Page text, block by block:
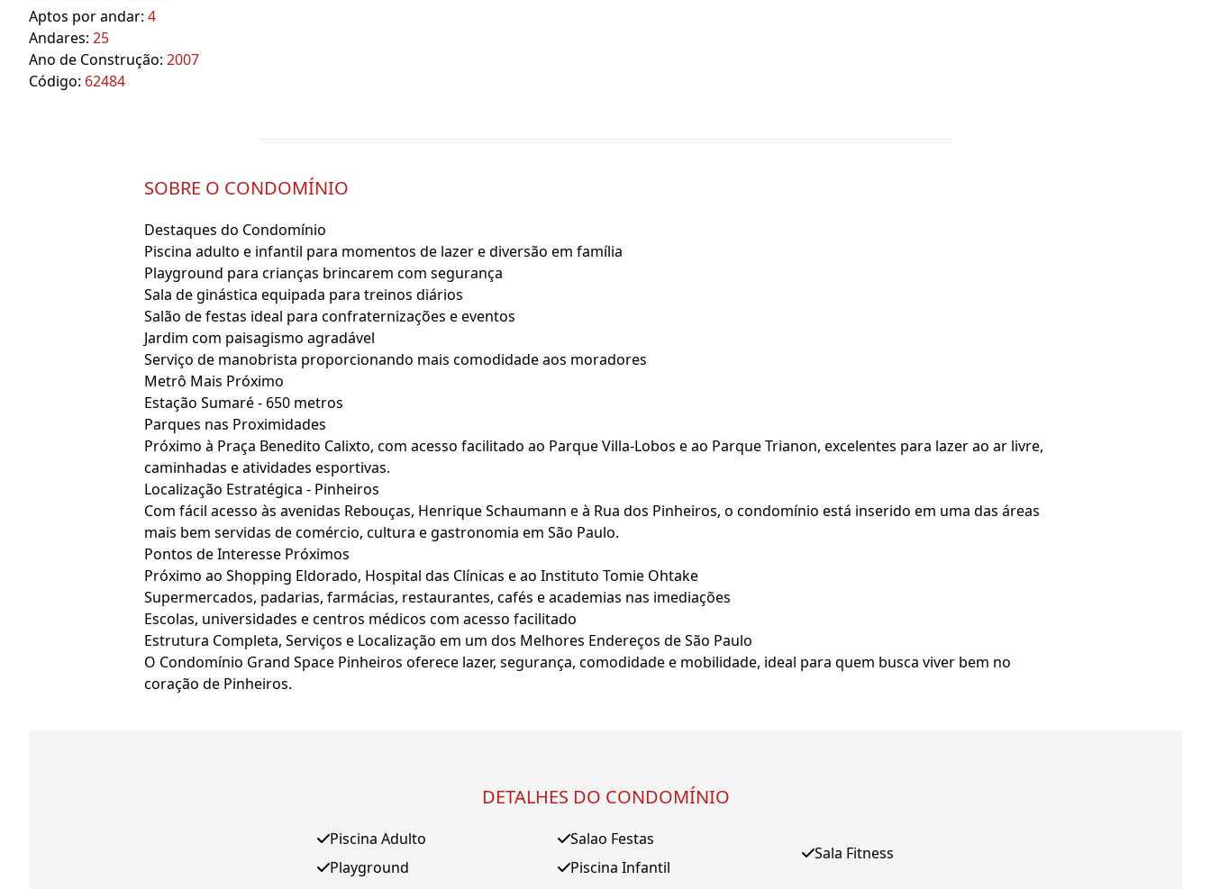
Aptos por andar: 4
Andares: 25
Ano de Construção: 2007
Código: 62484
SOBRE O CONDOMÍNIO
Destaques do Condomínio
Piscina adulto e infantil para momentos de lazer e diversão em família
Playground para crianças brincarem com segurança
Sala de ginástica equipada para treinos diários
Salão de festas ideal para confraternizações e eventos
Jardim com paisagismo agradável
Serviço de manobrista proporcionando mais comodidade aos moradores
Metrô Mais Próximo
Estação Sumaré - 650 metros
Parques nas Proximidades
Próximo à Praça Benedito Calixto, com acesso facilitado ao Parque Villa-Lobos e ao Parque Trianon, excelentes para lazer ao ar livre,
caminhadas e atividades esportivas.
Localização Estratégica - Pinheiros
Com fácil acesso às avenidas Rebouças, Henrique Schaumann e à Rua dos Pinheiros, o condomínio está inserido em uma das áreas
mais bem servidas de comércio, cultura e gastronomia em São Paulo.
Pontos de Interesse Próximos
Próximo ao Shopping Eldorado, Hospital das Clínicas e ao Instituto Tomie Ohtake
Supermercados, padarias, farmácias, restaurantes, cafés e academias nas imediações
Escolas, universidades e centros médicos com acesso facilitado
Estrutura Completa, Serviços e Localização em um dos Melhores Endereços de São Paulo
O Condomínio Grand Space Pinheiros oferece lazer, segurança, comodidade e mobilidade, ideal para quem busca viver bem no
coração de Pinheiros.
DETALHES DO CONDOMÍNIO
Piscina Adulto
Playground
Salao Festas
Piscina Infantil
Sala Fitness